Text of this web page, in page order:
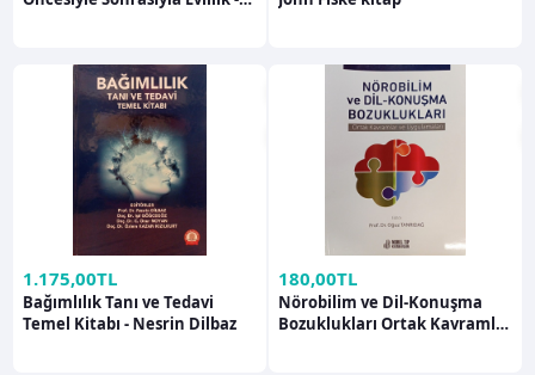
1.175,00TL
Bağımlılık Tanı ve Tedavi
Temel Kitabı - Nesrin Dilbaz
180,00TL
Nörobilim ve Dil-Konuşma
Bozuklukları Ortak Kavramlar